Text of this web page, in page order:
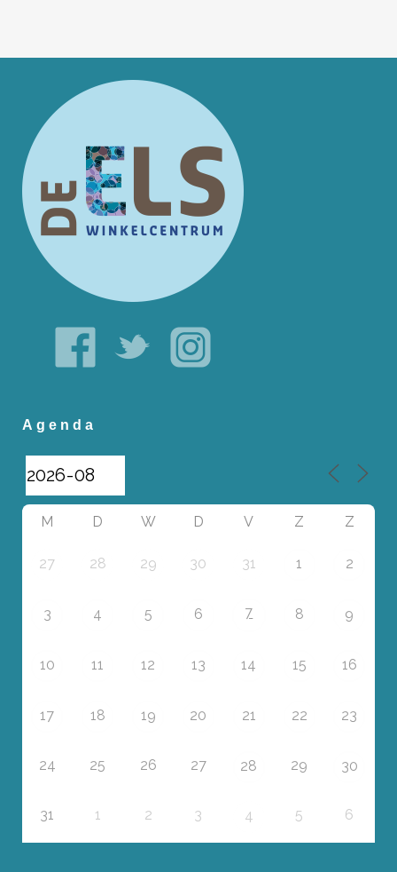
Agenda
M D W D V Z Z
27 28 29 30 31 1 2
3 4 5 6 7 8 9
10 11 12 13 14 15 16
17 18 19 20 21 22 23
24 25 26 27 28 29 30
31 1 2 3 4 5 6